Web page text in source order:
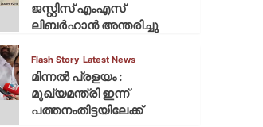
ജസ്റ്റിസ് എംഎസ്
ലിബര്‍ഹാന്‍ അന്തരിച്ചു
Flash Story Latest News
മിന്നല്‍ പ്രളയം :
മുഖ്യമന്ത്രി ഇന്ന്
പത്തനംതിട്ടയിലേക്ക്